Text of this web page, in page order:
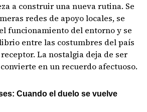
a construir una nueva rutina. Se
redes de apoyo locales, se
funcionamiento del entorno y se
entre las costumbres del país
La nostalgia deja de ser
en un recuerdo afectuoso.
Cuando el duelo se vuelve